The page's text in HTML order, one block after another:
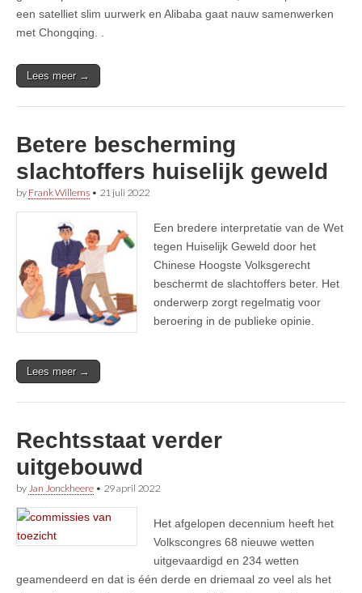
een satelliet slim uurwerk en Alibaba gaat nauw samenwerken
met Chongqing. .
Lees meer →
Betere bescherming
slachtoffers huiselijk geweld
by Frank Willems • 21 juli 2022
Een bredere interpretatie van de Wet
tegen Huiselijk Geweld door het
Chinese Hoogste Volksgerecht
beschermt de slachtoffers beter. Het
onderwerp zorgt regelmatig voor
beroering in de publieke opinie.
Lees meer →
Rechtsstaat verder
uitgebouwd
by Jan Jonckheere • 29 april 2022
Het afgelopen decennium heeft het
Volkscongres 68 nieuwe wetten
uitgevaardigd en 234 wetten
geamendeerd en dat is één derde en driemaal zo veel als het